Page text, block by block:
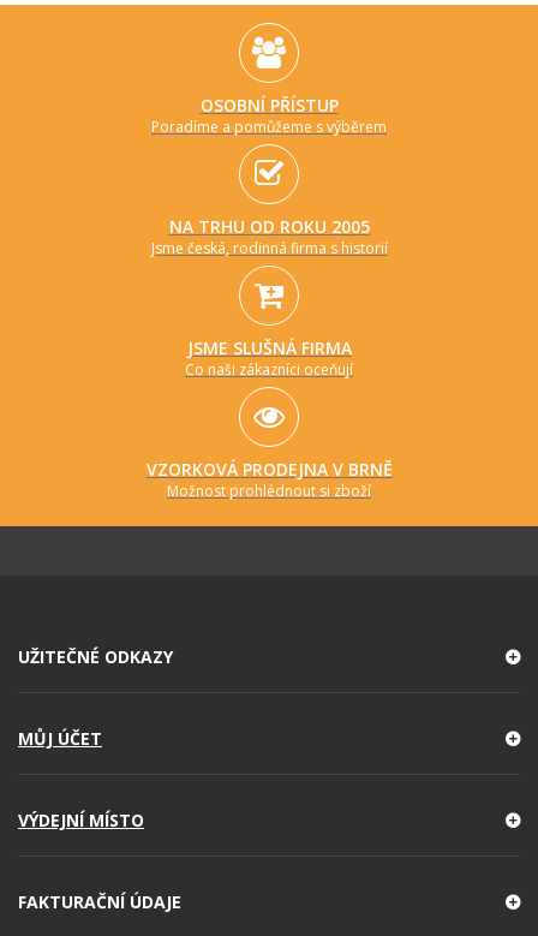
OSOBNÍ PŘÍSTUP
Poradíme a pomůžeme s výběrem
NA TRHU OD ROKU 2005
Jsme česká, rodinná firma s historií
JSME SLUŠNÁ FIRMA
Co naši zákazníci oceňují
VZORKOVÁ PRODEJNA V BRNĚ
Možnost prohlédnout si zboží
UŽITEČNÉ ODKAZY
MŮJ ÚČET
VÝDEJNÍ MÍSTO
FAKTURAČNÍ ÚDAJE